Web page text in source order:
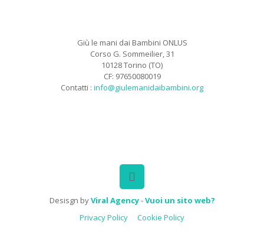
Giù le mani dai Bambini ONLUS
Corso G. Sommeilier, 31
10128 Torino (TO)
CF: 97650080019
Contatti : info@giulemanidaibambini.org
Desisgn byViral Agency-Vuoi un sito web?
Privacy Policy
Cookie Policy